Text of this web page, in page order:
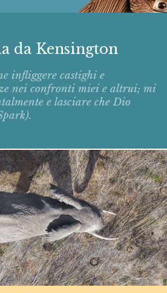
da Kensington
infliggere castighi e
nei confronti miei e altrui; mi
e lasciare che Dio